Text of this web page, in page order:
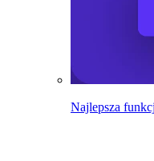
Najlepsza